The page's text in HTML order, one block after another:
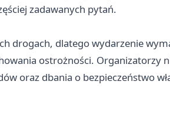
zadawanych pytań.
drogach, dlatego wydarzenie
ostrożności. Organizatorzy
oraz dbania o bezpieczeństwo